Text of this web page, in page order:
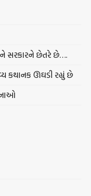
સરકારને છેતરે છે….
કથાનક ઊઘડી રહ્યું છે